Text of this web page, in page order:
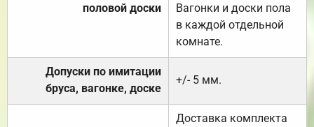
половой доски
Вагонки и доски пола
в каждой отдельной
комнате.
Допуски по имитации
бруса, вагонке, доске
+/- 5 мм.
Доставка комплекта